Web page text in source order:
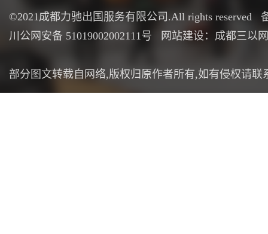
©2021成都力驰出国服务有限公司.All rights reserved
川公网安备 51019002002111号
网站建设：成都三以
部分图文转载自网络,版权归原作者所有,如有侵权请联